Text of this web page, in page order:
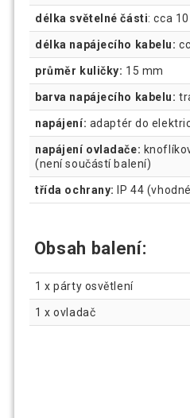
délka světelné části: cca
délka napájecího kabelu:
průměr kuličky: 15 mm
barva napájecího kabelu:
napájení: adaptér do
napájení ovladače:
(není součástí balení)
třída ochrany: IP 44
Obsah balení:
1 x párty osvětlení
1 x ovladač